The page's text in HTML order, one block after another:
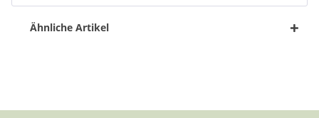
Ähnliche Artikel